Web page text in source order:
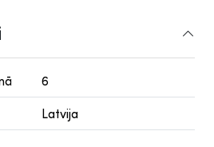
6
Latvija